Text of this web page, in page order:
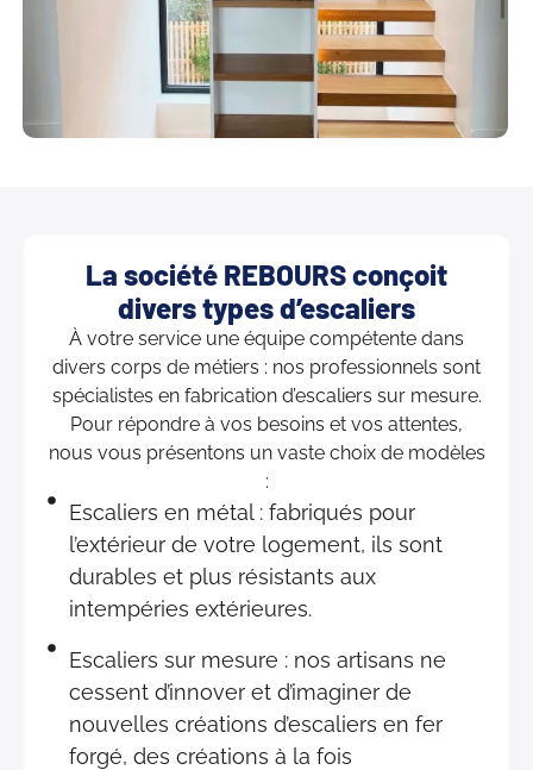
La société REBOURS conçoit
divers types d’escaliers
À votre service une équipe compétente dans
divers corps de métiers : nos professionnels sont
spécialistes en fabrication d’escaliers sur mesure.
Pour répondre à vos besoins et vos attentes,
nous vous présentons un vaste choix de modèles
:
Escaliers en métal : fabriqués pour
l’extérieur de votre logement, ils sont
durables et plus résistants aux
intempéries extérieures.
Escaliers sur mesure : nos artisans ne
cessent d’innover et d’imaginer de
nouvelles créations d’escaliers en fer
forgé, des créations à la fois